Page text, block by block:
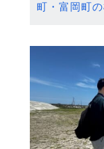
町・富岡町